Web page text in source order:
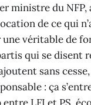
ministre du NFP,
de ce qui
véritable de
qui se disent
sans
: ça